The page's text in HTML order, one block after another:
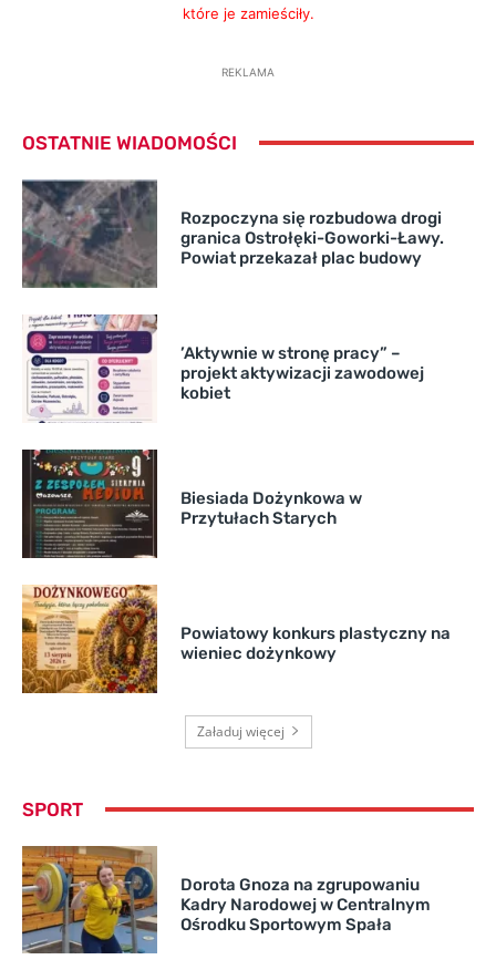
które je zamieściły.
REKLAMA
OSTATNIE WIADOMOŚCI
Rozpoczyna się rozbudowa drogi
granica Ostrołęki-Goworki-Ławy.
Powiat przekazał plac budowy
’Aktywnie w stronę pracy” –
projekt aktywizacji zawodowej
kobiet
Biesiada Dożynkowa w
Przytułach Starych
Powiatowy konkurs plastyczny na
wieniec dożynkowy
Załaduj więcej
SPORT
Dorota Gnoza na zgrupowaniu
Kadry Narodowej w Centralnym
Ośrodku Sportowym Spała